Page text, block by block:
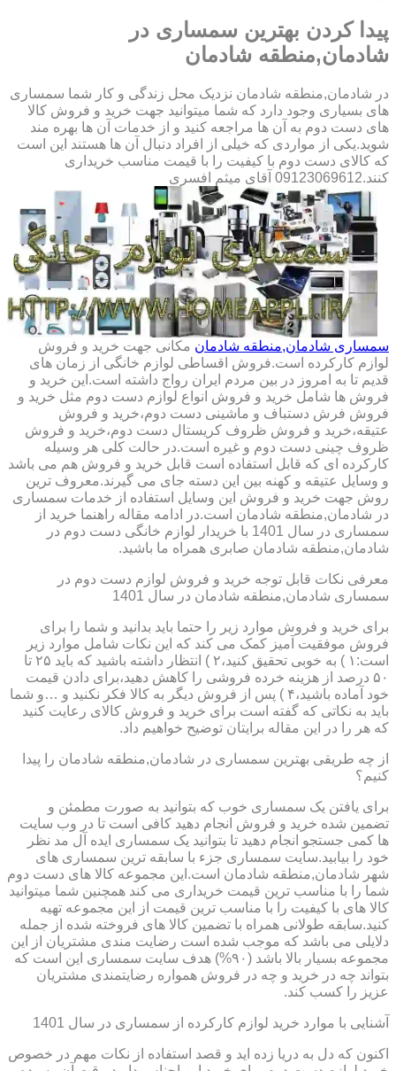
پیدا کردن بهترین سمساری در
شادمان,منطقه شادمان
در شادمان,منطقه شادمان نزدیک محل زندگی و کار شما سمساری
های بسیاری وجود دارد که شما میتوانید جهت خرید و فروش کالا
های دست دوم به آن ها مراجعه کنید و از خدمات آن ها بهره مند
شوید.یکی از مواردی که خیلی از افراد دنبال آن ها هستند این است
که کالای دست دوم با کیفیت را با قیمت مناسب خریداری
کنند.09123069612 آقای میثم افسری
سمساری شادمان,منطقه شادمان مکانی جهت خرید و فروش
لوازم کارکرده است.فروش اقساطی لوازم خانگی از زمان های
قدیم تا به امروز در بین مردم ایران رواج داشته است.این خرید و
فروش ها شامل خرید و فروش انواع لوازم دست دوم مثل خرید و
فروش فرش دستباف و ماشینی دست دوم،خرید و فروش
عتیقه،خرید و فروش ظروف کریستال دست دوم،خرید و فروش
ظروف چینی دست دوم و غیره است.در حالت کلی هر وسیله
کارکرده ای که قابل استفاده است قابل خرید و فروش هم می باشد
و وسایل عتیقه و کهنه بین این دسته جای می گیرند.معروف ترین
روش جهت خرید و فروش این وسایل استفاده از خدمات سمساری
در شادمان,منطقه شادمان است.در ادامه مقاله راهنما خرید از
سمساری در سال 1401 با خریدار لوازم خانگی دست دوم در
شادمان,منطقه شادمان صابری همراه ما باشید.
معرفی نکات قابل توجه خرید و فروش لوازم دست دوم در
سمساری شادمان,منطقه شادمان در سال 1401
برای خرید و فروش موارد زیر را حتما باید بدانید و شما را برای
فروش موفقیت آمیز کمک می کند که این نکات شامل موارد زیر
است:۱ ) به خوبی تحقیق کنید،۲ ) انتظار داشته باشید که باید ۲۵ تا
۵۰ درصد از هزینه خرده فروشی را کاهش دهید،برای دادن قیمت
خود آماده باشید،۴ ) پس از فروش دیگر به کالا فکر نکنید و …و شما
باید به نکاتی که گفته است برای خرید و فروش کالای رعایت کنید
که هر را در این مقاله برایتان توضیح خواهیم داد.
از چه طریقی بهترین سمساری در شادمان,منطقه شادمان را پیدا
کنیم؟
برای یافتن یک سمساری خوب که بتوانید به صورت مطمئن و
تضمین شده خرید و فروش انجام دهید کافی است تا در وب سایت
ها کمی جستجو انجام دهید تا بتوانید یک سمساری ایده آل مد نظر
خود را بیابید.سایت سمساری جزء با سابقه ترین سمساری های
شهر شادمان,منطقه شادمان است.این مجموعه کالا های دست دوم
شما را با مناسب ترین قیمت خریداری می کند همچنین شما میتوانید
کالا های با کیفیت را با مناسب ترین قیمت از این مجموعه تهیه
کنید.سابقه طولانی همراه با تضمین کالا های فروخته شده از جمله
دلایلی می باشد که موجب شده است رضایت مندی مشتریان از این
مجموعه بسیار بالا باشد (۹۰%) هدف سایت سمساری این است که
بتواند چه در خرید و چه در فروش همواره رضایتمندی مشتریان
عزیز را کسب کند.
آشنایی با موارد خرید لوازم کارکرده از سمساری در سال 1401
اکنون که دل به دریا زده اید و قصد استفاده از نکات مهم در خصوص